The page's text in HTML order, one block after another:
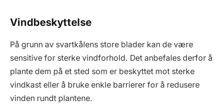
Vindbeskyttelse
På grunn av svartkålens store blader kan de være
sensitive for sterke vindforhold. Det anbefales derfor å
plante dem på et sted som er beskyttet mot sterke
vindkast eller å bruke enkle barrierer for å redusere
vinden rundt plantene.